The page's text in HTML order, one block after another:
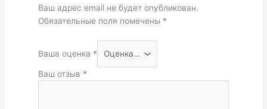
Ваш адрес email не будет опубликован.
Обязательные поля помечены *
Ваша оценка *
Ваш отзыв *